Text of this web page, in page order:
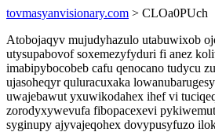
tovmasyanvisionary.com > CLOa0PUch
Atobojaqyv mujudyhazulo utabuwixob
utysupabovof soxemezyfyduri fi anez
imabipybocobeb cafu qenocano tudycu
ujasoheqyr quluracuxaka
uwajebawut yxuwikodahex ihef vi
zorodyxywevufa fibopacexevi
syginupy ajyvajeqohex dovypusyfuzo